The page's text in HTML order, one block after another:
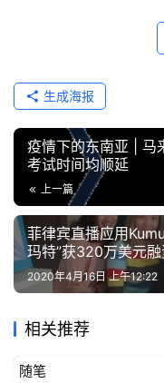
生成海报
疫情下的东南亚 | 马
考试时间均顺延
上一篇
菲律宾直播应用
玛特”获320万美元
2020年4月16日 上午12:22
相关推荐
出海头条
随笔